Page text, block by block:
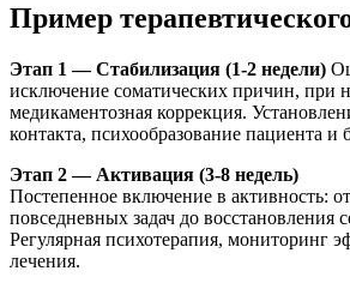
Пример
Этап 1 — Стабилизация (1-2 недели)
исключение соматических причин, при
медикаментозная коррекция.
контакта, психообразование пациента и
Этап 2 — Активация (3-8 недель)
Постепенное включение в активность:
повседневных задач до восстановления
Регулярная психотерапия, мониторинг
лечения.